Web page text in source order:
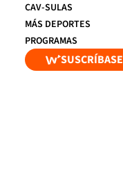
CAV-SULAS
MÁS DEPORTES
PROGRAMAS
SUSCRÍBASE